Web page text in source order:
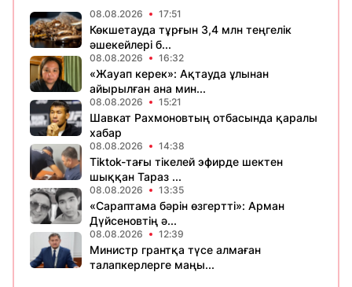
08.08.2026 17:51
Көкшетауда тұрғын 3,4 млн теңгелік
әшекейлері б...
08.08.2026 16:32
«Жауап керек»: Ақтауда ұлынан
айырылған ана мин...
08.08.2026 15:21
Шавкат Рахмоновтың отбасында қаралы
хабар
08.08.2026 14:38
Tiktok-тағы тікелей эфирде шектен
шыққан Тараз ...
08.08.2026 13:35
«Сараптама бәрін өзгертті»: Арман
Дүйсеновтің ә...
08.08.2026 12:39
Министр грантқа түсе алмаған
талапкерлерге маңы...